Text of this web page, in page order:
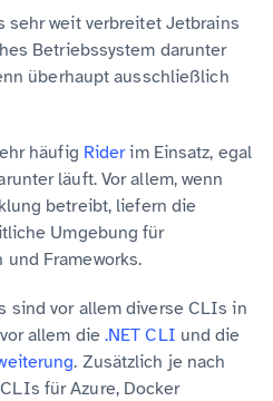
sehr weit verbreitet Jetbrains
Betriebssystem darunter
überhaupt ausschließlich
häufig Riderim Einsatz, egal
läuft. Vor allem, wenn
betreibt, liefern die
Umgebung für
Frameworks.
sind vor allem diverse CLIs in
allem die .NET CLI und die
. Zusätzlich je nach
für Azure, Docker